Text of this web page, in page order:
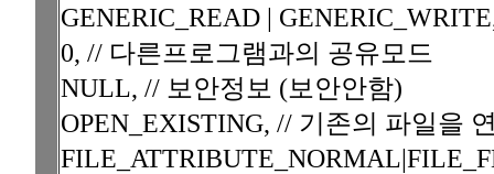
GENERIC_READ |
0, // 다른프로그램과의 공유모드
NULL, // 보안정보 (보안안함)
OPEN_EXISTING, // 기존의 파일을